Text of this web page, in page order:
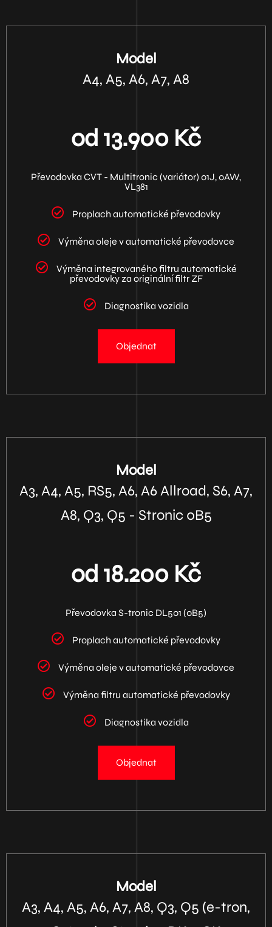
Model
A4, A5, A6, A7, A8
od 13.900 Kč
Převodovka CVT - Multitronic (variátor) 01J, 0AW,
VL381
Proplach automatické převodovky
Výměna oleje v automatické převodovce
Výměna integrovaného filtru automatické
převodovky za originální filtr ZF
Diagnostika vozidla
Objednat
Model
A3, A4, A5, RS5, A6, A6 Allroad, S6, A7,
A8, Q3, Q5 - Stronic 0B5
od 18.200 Kč
Převodovka S-tronic DL501 (0B5)
Proplach automatické převodovky
Výměna oleje v automatické převodovce
Výměna filtru automatické převodovky
Diagnostika vozidla
Objednat
Model
A3, A4, A5, A6, A7, A8, Q3, Q5 (e-tron,